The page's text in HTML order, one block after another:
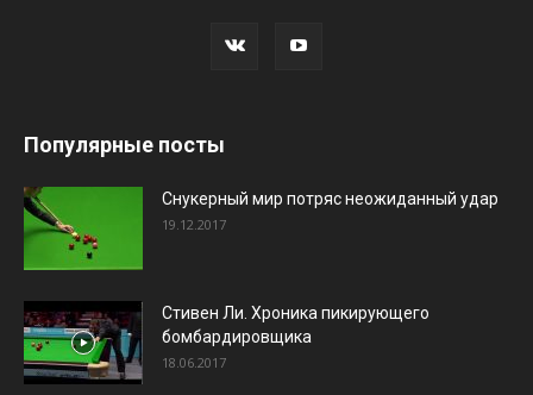
Популярные посты
Снукерный мир потряс неожиданный удар
19.12.2017
Стивен Ли. Хроника пикирующего
бомбардировщика
18.06.2017